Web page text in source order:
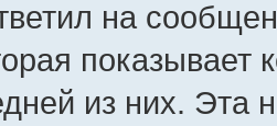
на
показывает
из них. Эта